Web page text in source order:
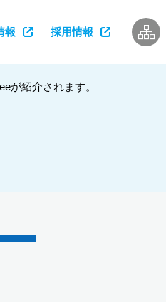
報 採用情報
が紹介されます。